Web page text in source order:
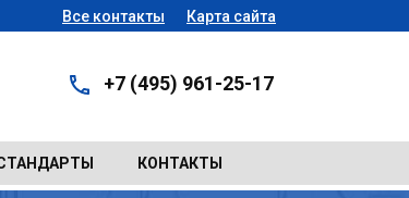
Все контакты Карта сайта
+7 (495) 961-25-17
КОНТАКТЫ